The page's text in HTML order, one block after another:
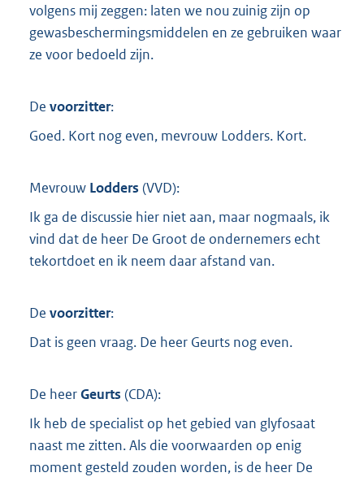
volgens mij zeggen: laten we nou zuinig zijn op
gewasbeschermingsmiddelen en ze gebruiken waar
ze voor bedoeld zijn.
De voorzitter:
Goed. Kort nog even, mevrouw Lodders. Kort.
Mevrouw Lodders (VVD):
Ik ga de discussie hier niet aan, maar nogmaals, ik
vind dat de heer De Groot de ondernemers echt
tekortdoet en ik neem daar afstand van.
De voorzitter:
Dat is geen vraag. De heer Geurts nog even.
De heerGeurts (CDA):
Ik heb de specialist op het gebied van glyfosaat
naast me zitten. Als die voorwaarden op enig
moment gesteld zouden worden, is de heer De